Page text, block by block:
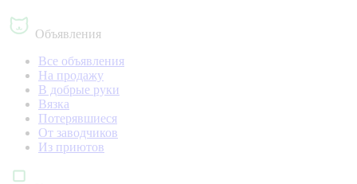
Объявления
Все объявления
На продажу
В добрые руки
Вязка
Потерявшиеся
От заводчиков
Из приютов